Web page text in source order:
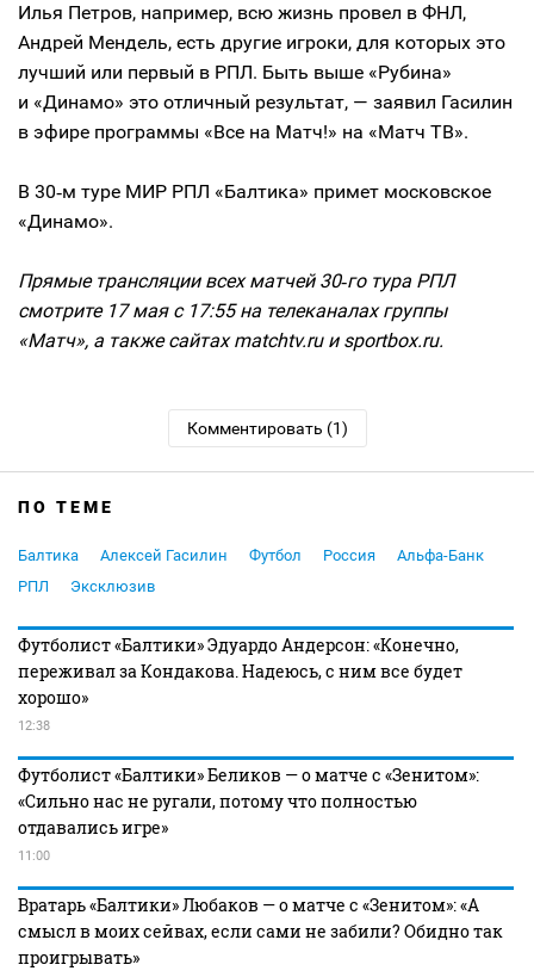
Илья Петров, например, всю жизнь провел в ФНЛ,
Андрей Мендель, есть другие игроки, для которых это
лучший или первый в РПЛ. Быть выше «Рубина»
и «Динамо» это отличный результат, — заявил Гасилин
в эфире программы «Все на Матч!» на «Матч ТВ».
В 30‑м туре МИР РПЛ «Балтика» примет московское
«Динамо».
Прямые трансляции всех матчей 30‑го тура РПЛ
смотрите 17 мая с 17:55 на телеканалах группы
«Матч», а также сайтах matchtv.ru и sportbox.ru.
Комментировать (1)
ПО ТЕМЕ
Балтика Алексей Гасилин Футбол Россия
Альфа-Банк
РПЛ
Эксклюзив
Футболист «Балтики» Эдуардо Андерсон: «Конечно,
переживал за Кондакова. Надеюсь, с ним все будет
хорошо»
12:38
Футболист «Балтики» Беликов — о матче с «Зенитом»:
«Сильно нас не ругали, потому что полностью
отдавались игре»
11:00
Вратарь «Балтики» Любаков — о матче с «Зенитом»: «А
смысл в моих сейвах, если сами не забили? Обидно так
проигрывать»